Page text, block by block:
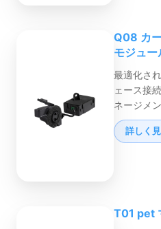
Q08 カ
モジュー
最適化さ
ェース接
ネージメ
詳しく
T01 pet